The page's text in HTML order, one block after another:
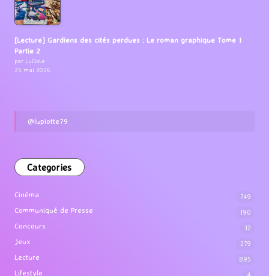
[Lecture] Gardiens des cités perdues : Le roman graphique Tome 1
Partie 2
par LuCioLe
25 mai 2026
@lupiotte79
Categories
Cinéma 749
Communiqué de Presse 190
Concours 12
Jeux 279
Lecture 895
Lifestyle